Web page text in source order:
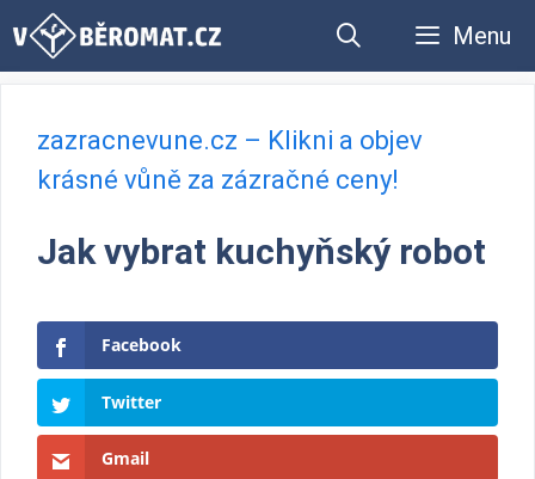
Přeskočit
Menu
zazracnevune.cz – Klikni a objev
krásné vůně za zázračné ceny!
Jak vybrat kuchyňský robot
Facebook
Twitter
Gmail